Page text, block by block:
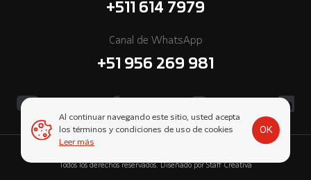
+511 614 7979
Canal de WhatsApp
+51 956 269 981
Todos los derechos reservados. Diseñado por Staff Creativa
Al continuar navegando este sitio, usted acepta
los términos y condiciones de uso de cookies
Leer más
OK